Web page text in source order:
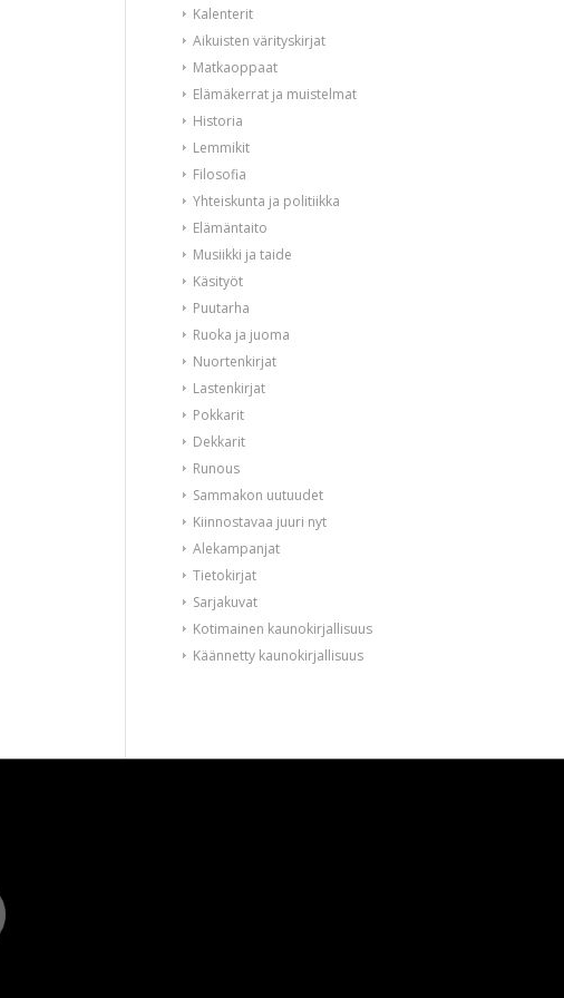
Kalenterit
Aikuisten värityskirjat
Matkaoppaat
Elämäkerrat ja muistelmat
Historia
Lemmikit
Filosofia
Yhteiskunta ja politiikka
Elämäntaito
Musiikki ja taide
Käsityöt
Puutarha
Ruoka ja juoma
Nuortenkirjat
Lastenkirjat
Pokkarit
Dekkarit
Runous
Sammakon uutuudet
Kiinnostavaa juuri nyt
Alekampanjat
Tietokirjat
Sarjakuvat
Kotimainen kaunokirjallisuus
Käännetty kaunokirjallisuus